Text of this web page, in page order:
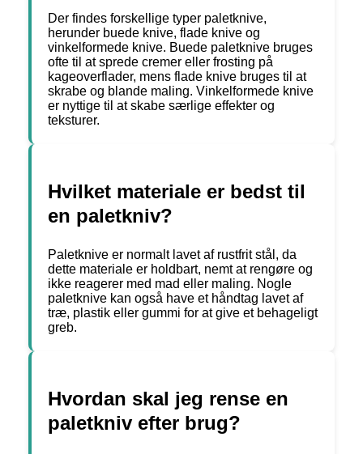
Der findes forskellige typer paletknive,
herunder buede knive, flade knive og
vinkelformede knive. Buede paletknive bruges
ofte til at sprede cremer eller frosting på
kageoverflader, mens flade knive bruges til at
skrabe og blande maling. Vinkelformede knive
er nyttige til at skabe særlige effekter og
teksturer.
Hvilket materiale er bedst til
en paletkniv?
Paletknive er normalt lavet af rustfrit stål, da
dette materiale er holdbart, nemt at rengøre og
ikke reagerer med mad eller maling. Nogle
paletknive kan også have et håndtag lavet af
træ, plastik eller gummi for at give et behageligt
greb.
Hvordan skal jeg rense en
paletkniv efter brug?